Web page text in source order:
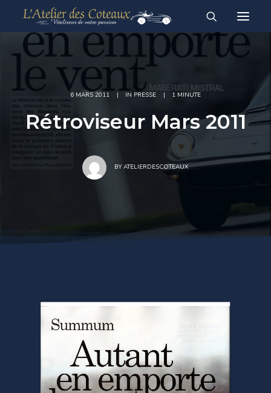
RESTAURATION
ACHAT-VENTE
À vendre
Vendues
English
Français
6 MARS 2011 | IN PRESSE | 1 MINUTE
Rétroviseur Mars 2011
BYATELIERDESCOTEAUX